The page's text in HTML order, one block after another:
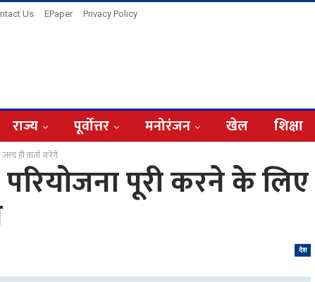
Us EPaper Privacy Policy
राज्य पूर्वोत्तर मनोरंजन खेल शिक्षा
ही वार्ता करेंगे
पूरी करने के लिए
देश